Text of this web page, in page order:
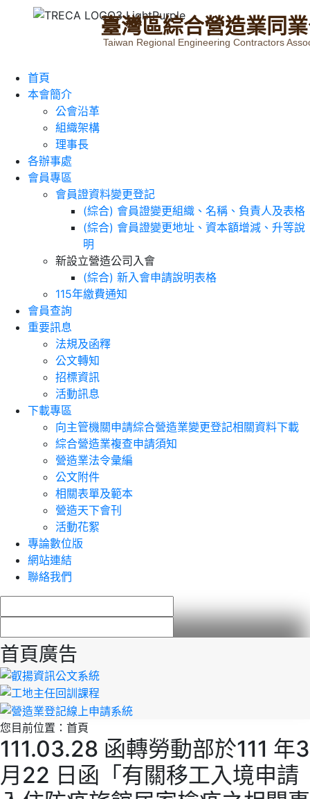
臺灣區綜合營造業同業
Taiwan Regional Engineering Contractors
首頁
本會簡介
公會沿革
組織架構
理事長
各辦事處
會員專區
會員證資料變更登記
(綜合) 會員證變更組織、名稱、負責人及表格
(綜合) 會員證變更地址、資本額增減、升等說
明
新設立營造公司入會
(綜合) 新入會申請說明表格
115年繳費通知
會員查詢
重要訊息
法規及函釋
公文轉知
招標資訊
活動訊息
下載專區
向主管機關申請綜合營造業變更登記相關資料下載
綜合營造業複查申請須知
營造業法令彙編
公文附件
相關表單及範本
營造天下會刊
活動花絮
專論數位版
網站連結
聯絡我們
首頁廣告
您目前位置： 首頁
111.03.28 函轉勞動部於111 年3
月22 日函「有關移工入境申請